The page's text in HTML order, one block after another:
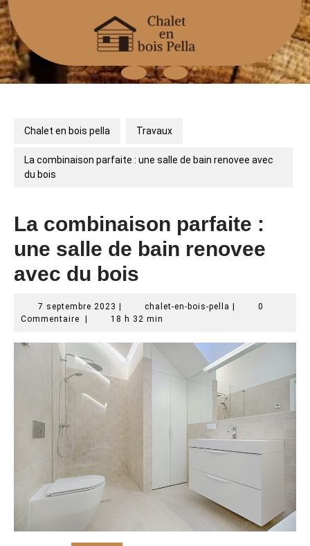
Skip
to
content
Open
Chalet en bois pella Travaux
La combinaison parfaite : une salle de bain renovee avec
du bois
La combinaison parfaite :
une salle de bain renovee
avec du bois
7 septembre 2023 7
septembre
chalet-en-bois-pella chalet-
pella
0
Commentaire
18 h 32 min